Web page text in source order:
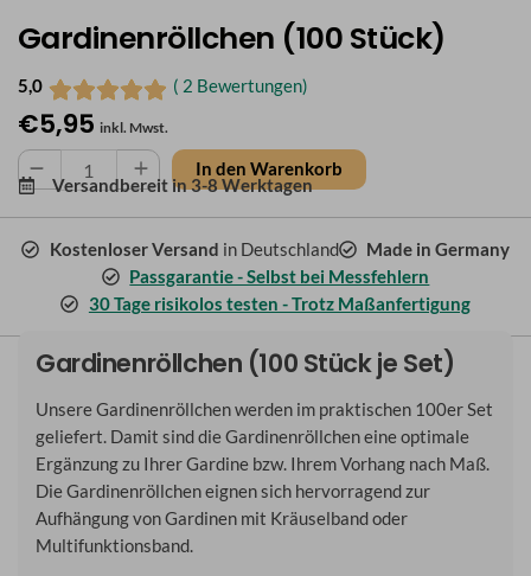
Gardinenröllchen (100 Stück)
5,0 ( 2 Bewertungen)
€5,95 inkl. Mwst.
Gardinenröllchen
(100
Stück)
Menge
In den Warenkorb
Versandbereit in3-8 Werktagen
Kostenloser Versand in Deutschland
Made in Germany
Passgarantie - Selbst bei Messfehlern
30 Tage risikolos testen - Trotz Maßanfertigung
Gardinenröllchen (100 Stück je Set)
Unsere Gardinenröllchen werden im praktischen 100er Set
geliefert. Damit sind die Gardinenröllchen eine optimale
Ergänzung zu Ihrer Gardine bzw. Ihrem Vorhang nach Maß.
Die Gardinenröllchen eignen sich hervorragend zur
Aufhängung von Gardinen mit Kräuselband oder
Multifunktionsband.